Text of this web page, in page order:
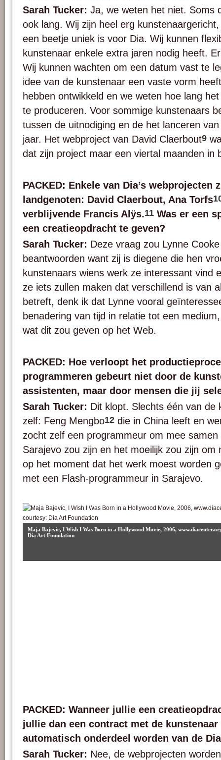
Sarah Tucker: Ja, we weten het niet. Soms
ook lang. Wij zijn heel erg
een beetje uniek is voor Dia. Wij kunnen
kunstenaar enkele extra jaren nodig heeft.
Wij kunnen wachten om een datum vast te
idee van de kunstenaar een vaste vorm
hebben ontwikkeld en we weten hoe lang
te produceren. Voor sommige kunstenaars
tussen de uitnodiging en de het lanceren
jaar. Het webproject van David Claerbout9
dat zijn project maar een viertal maanden in
PACKED: Enkele van Dia’s webprojecten
landgenoten: David Claerbout, Ana Torfs
verblijvende Francis Alÿs.11 Was er een
een creatieopdracht te geven?
Sarah Tucker: Deze vraag zou Lynne
beantwoorden want zij is diegene die hen
kunstenaars wiens werk ze interessant vind
ze iets zullen maken dat verschillend is van
betreft, denk ik dat Lynne vooral
benadering van tijd in relatie tot een
wat dit zou geven op het Web.
PACKED: Hoe verloopt het
programmeren gebeurt niet door de
assistenten, maar door mensen die jij
Sarah Tucker: Dit klopt. Slechts één van de
zelf: Feng Mengbo12 die in China leeft en
zocht zelf een programmeur om mee
Sarajevo zou zijn en het moeilijk zou zijn om
op het moment dat het werk moest worden
met een Flash-programmeur in Sarajevo.
Maja Bajevic, I Wish I Was Born in a Hollywood Movie, 2006,
Dia Art Foundation
PACKED: Wanneer jullie een
jullie dan een contract met de
automatisch onderdeel worden van de
Sarah Tucker: Nee, de webprojecten